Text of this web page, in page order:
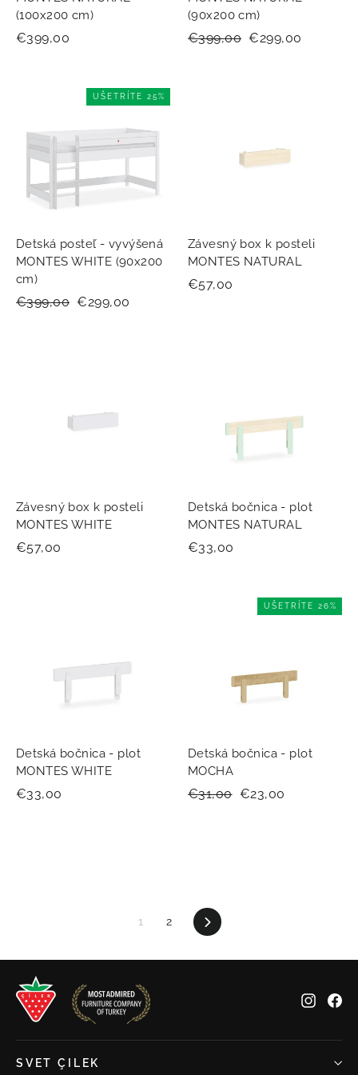
(100x200 cm)
€399,00
(90x200 cm)
Normálna
€399,00 Zľavnená
€299,00
UŠETRÍTE 25%
Detská posteľ - vyvýšená
MONTES WHITE (90x200
cm)
Normálna
€399,00 Zľavnená
€299,00
Závesný box k posteli
MONTES NATURAL
€57,00
Závesný box k posteli
MONTES WHITE
€57,00
Detská bočnica - plot
MONTES NATURAL
€33,00
Detská bočnica - plot
MONTES WHITE
€33,00
UŠETRÍTE 26%
Detská bočnica - plot
MOCHA
Normálna
€31,00 Zľavnená
€23,00
1 2 Ďalšie
SVET ÇILEK